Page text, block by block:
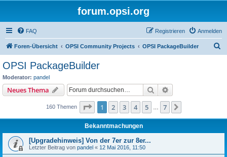
forum.opsi.org
FAQ Anmelden
Registrieren
Foren-Übersicht OPSI Community Projects OPSI PackageBuilder
OPSI PackageBuilder
Moderator: pandel
Neues Thema Suche
160 Themen Seite 1von
1 2 3 4 5 7
Bekanntmachungen
[Upgradehinweis] Von der 7er zur 8er...
Letzter Beitrag von pandel « 12 Mai 2016, 11:50